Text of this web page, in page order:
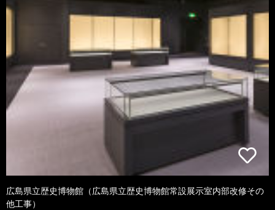
広島県立歴史博物館（広島県立歴史博物館常設展示室内部改修その
他工事）